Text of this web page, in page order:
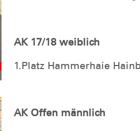
AK 17/18 weiblich
1.Platz Hammerhaie
AK Offen männlich